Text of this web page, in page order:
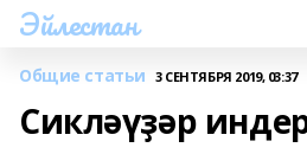
Эйлестан
Общие статьи 3 СЕНТЯБРЯ 2019, 03:37
Сикләүҙәр